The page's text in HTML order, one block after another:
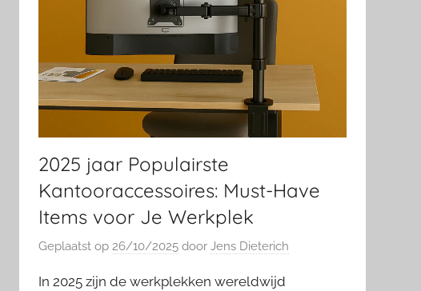
2025 jaar Populairste
Kantooraccessoires: Must-Have
Items voor Je Werkplek
Geplaatst op 26/10/2025 door Jens Dieterich
In 2025 zijn de werkplekken wereldwijd